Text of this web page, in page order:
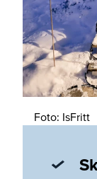
Foto: IsFritt